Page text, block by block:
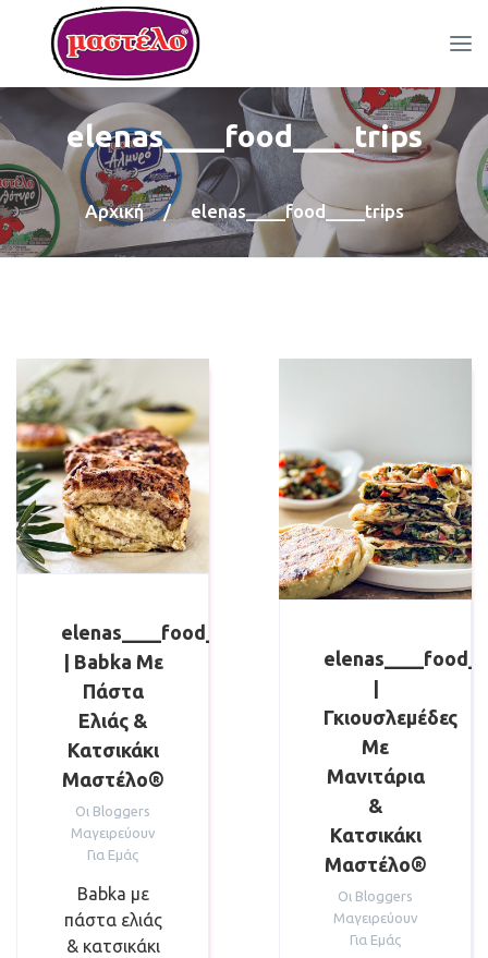
elenas____food____trips
Αρχική / elenas____food____trips
elenas____food____trips
| Babka Με
Πάστα
Ελιάς &
Κατσικάκι
Μαστέλο®
Οι Bloggers
Μαγειρεύουν
Για Εμάς
Babka με
πάστα ελιάς
& κατσικάκι
Γκιουσλεμέδες
Με
Μανιτάρια
&
Κατσικάκι
Μαστέλο®
Οι Bloggers
Μαγειρεύουν
Για Εμάς